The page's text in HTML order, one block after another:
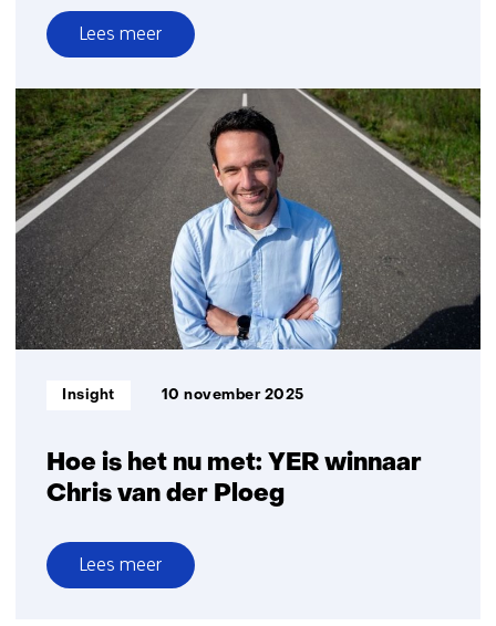
Lees meer
over
Geautomatiseerd
rijden:
van
slimmer
snelheidsadvies
tot
zelfparkerende
bussen
Hoe is het nu met: YER winnaar
Chris van der Ploeg
Informatietype:
Insight 10 november 2025
Lees meer
over